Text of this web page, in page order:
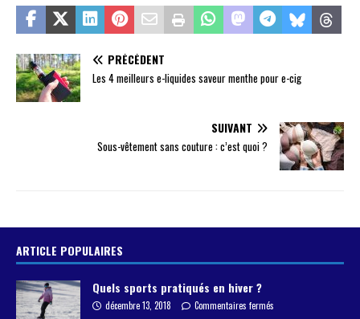
PRÉCÉDENT
Les 4 meilleurs e-liquides saveur menthe pour e-cig
SUIVANT
Sous-vêtement sans couture : c’est quoi ?
ARTICLE POPULAIRES
Quels sports pratiqués en hiver ?
décembre 13, 2018 Commentaires fermés